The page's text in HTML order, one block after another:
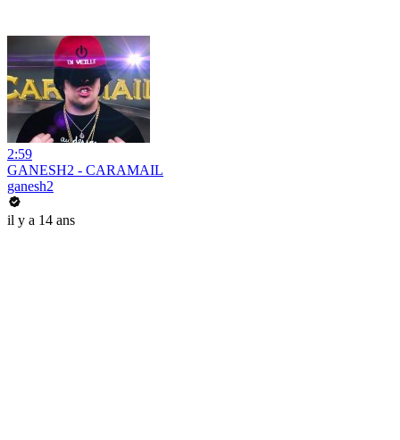
2:59
GANESH2 - CARAMAIL
ganesh2
il y a 14 ans